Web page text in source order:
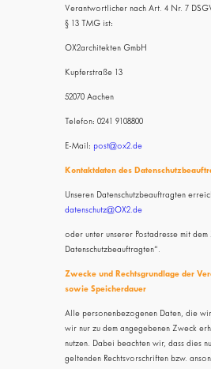
Verantwortlicher nach Art. 4 Nr. 7
§ 13 TMG ist:
OX2architekten GmbH
Kupferstraße 13
52070 Aachen
Telefon: 0241 9108800
E-Mail: post@ox2.de
Kontaktdaten des
Unseren Datenschutzbeauftragten
datenschutz@OX2.de
oder unter unserer Postadresse mit dem
Datenschutzbeauftragten“.
Zwecke und Rechtsgrundlage der
sowie Speicherdauer
Alle personenbezogenen Daten, die
wir nur zu dem angegebenen Zweck
nutzen. Dabei beachten wir, dass dies
geltenden Rechtsvorschriften bzw.